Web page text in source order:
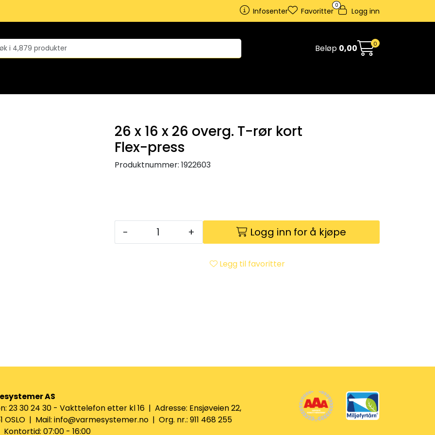
Infosenter
0
Favoritter Logg inn
Beløp 0,00 0
26 x 16 x 26 overg. T-rør kort
Flex-press
Produktnummer: 1922603
- + Logg inn for å kjøpe
Legg til favoritter
AS
23 30 24 30 - Vakttelefon etter kl 16 | Adresse: Ensjøveien 22,
OSLO | Mail: info@varmesystemer.no | Org. nr.: 911 468 255
07:00 - 16:00